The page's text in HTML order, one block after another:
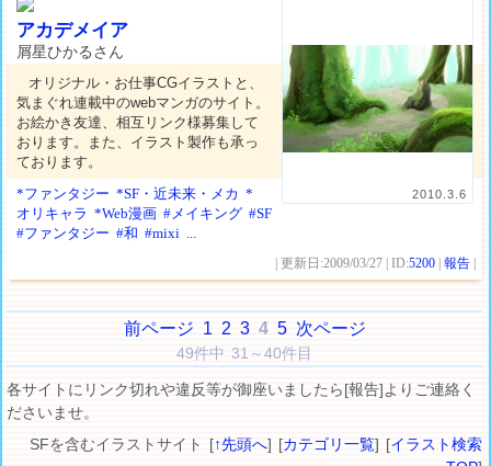
2010.3.6
アカデメイア
屑星ひかるさん
オリジナル・お仕事CGイラストと、
気まぐれ連載中のwebマンガのサイト。
お絵かき友達、相互リンク様募集して
おります。また、イラスト製作も承っ
ております。
*ファンタジー *SF・近未来・メカ *
オリキャラ *Web漫画 #メイキング #SF
#ファンタジー #和 #mixi ...
| 更新日:2009/03/27 | ID:5200 |報告
前ページ 1 2 3 4 5 次ページ
49件中 31～40件目
各サイトにリンク切れや違反等が御座いましたら[報告]よりご連絡く
ださいませ。
SFを含むイラストサイト [↑先頭へ] [カテゴリ一覧] [イラスト検索